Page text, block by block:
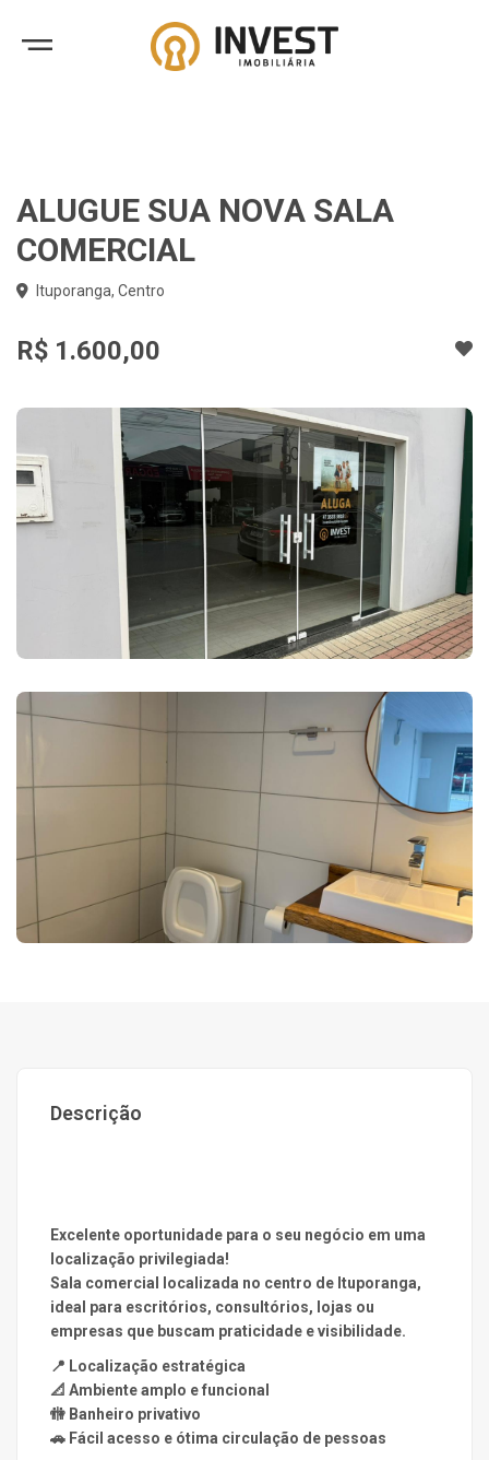
ALUGUE SUA NOVA SALA
COMERCIAL
Ituporanga, Centro
R$ 1.600,00
Descrição
Excelente oportunidade para o seu negócio em uma
localização privilegiada!
Sala comercial localizada no centro de Ituporanga,
ideal para escritórios, consultórios, lojas ou
empresas que buscam praticidade e visibilidade.
📍 Localização estratégica
📐 Ambiente amplo e funcional
🚻 Banheiro privativo
🚗 Fácil acesso e ótima circulação de pessoas